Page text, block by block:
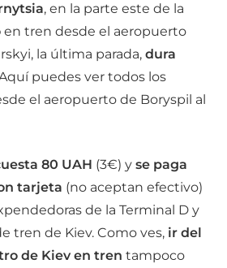
, en la parte este de la
en tren desde el aeropuerto
la última parada, dura
puedes ver todos los
el aeropuerto de Boryspil al
80 UAH (3€) y se paga
tarjeta (no aceptan efectivo)
de la Terminal D y
tren de Kiev. Como ves, ir del
de Kiev en tren tampoco